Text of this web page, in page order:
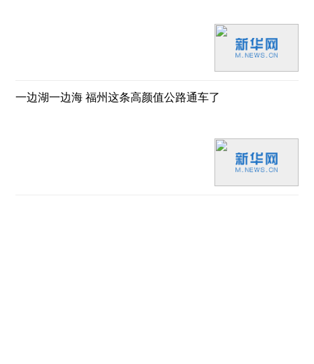
一边湖一边海 福州这条高颜值公路通车了